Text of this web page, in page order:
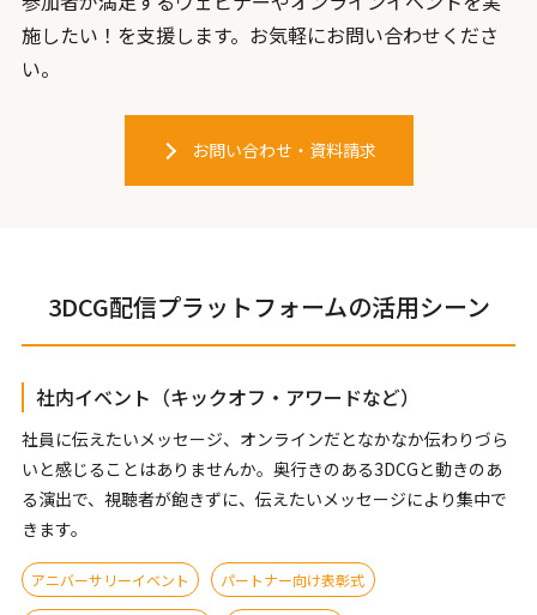
施したい！を支援します。お気軽にお問い合わせくださ
い。
お問い合わせ・資料請求
3DCG配信プラットフォームの活用シーン
社内イベント（キックオフ・アワードなど）
社員に伝えたいメッセージ、オンラインだとなかなか伝わりづら
いと感じることはありませんか。奥行きのある3DCGと動きのあ
る演出で、視聴者が飽きずに、伝えたいメッセージにより集中で
きます。
アニバーサリーイベント パートナー向け表彰式